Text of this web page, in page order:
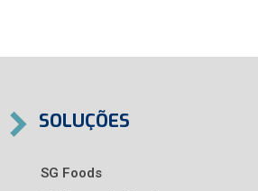
SOLUÇÕES
SG Foods